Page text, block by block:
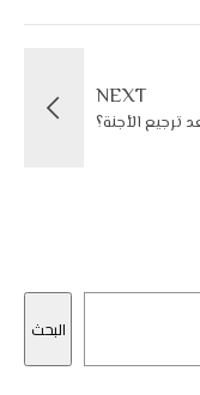
NEXT
ترجيع الأجنة؟
البحث